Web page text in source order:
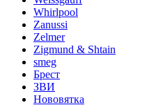
Whirlpool
Zanussi
Zelmer
Zigmund & Shtain
smeg
Брест
ЗВИ
Нововятка